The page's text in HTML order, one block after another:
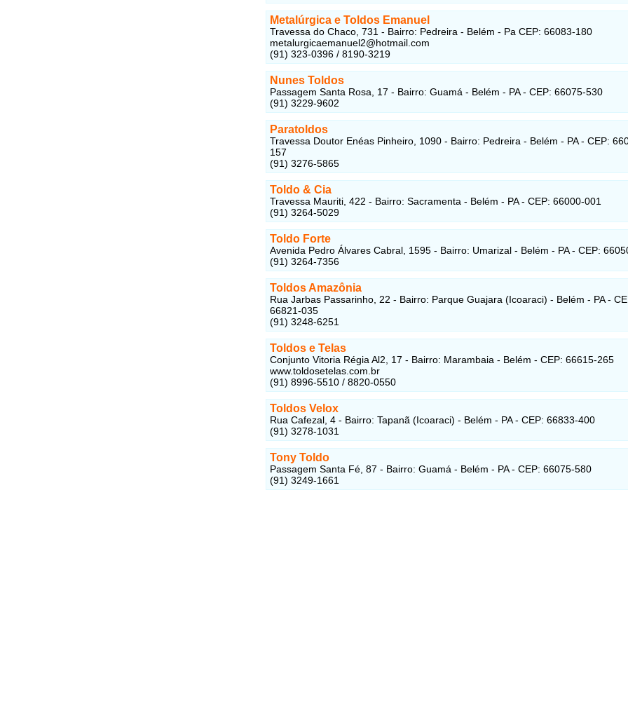
Metalúrgica e Toldos Emanuel
Travessa do Chaco, 731 - Bairro: Pedreira - Belém - Pa CEP: 66083-180
metalurgicaemanuel2@hotmail.com
(91) 323-0396 / 8190-3219
Nunes Toldos
Passagem Santa Rosa, 17 - Bairro: Guamá - Belém - PA - CEP: 66075-530
(91) 3229-9602
Paratoldos
Travessa Doutor Enéas Pinheiro, 1090 - Bairro: Pedreira - Belém - PA - CEP:
157
(91) 3276-5865
Toldo & Cia
Travessa Mauriti, 422 - Bairro: Sacramenta - Belém - PA - CEP: 66000-001
(91) 3264-5029
Toldo Forte
Avenida Pedro Álvares Cabral, 1595 - Bairro: Umarizal - Belém - PA - CEP:
(91) 3264-7356
Toldos Amazônia
Rua Jarbas Passarinho, 22 - Bairro: Parque Guajara (Icoaraci) - Belém - PA -
66821-035
(91) 3248-6251
Toldos e Telas
Conjunto Vitoria Régia Al2, 17 - Bairro: Marambaia - Belém - CEP: 66615-265
www.toldosetelas.com.br
(91) 8996-5510 / 8820-0550
Toldos Velox
Rua Cafezal, 4 - Bairro: Tapanã (Icoaraci) - Belém - PA - CEP: 66833-400
(91) 3278-1031
Tony Toldo
Passagem Santa Fé, 87 - Bairro: Guamá - Belém - PA - CEP: 66075-580
(91) 3249-1661